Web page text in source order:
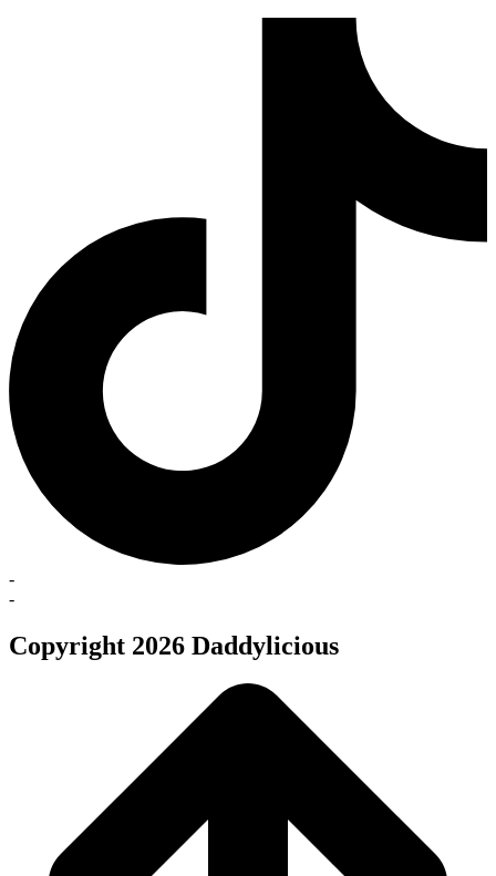
-
-
Copyright 2026 Daddylicious